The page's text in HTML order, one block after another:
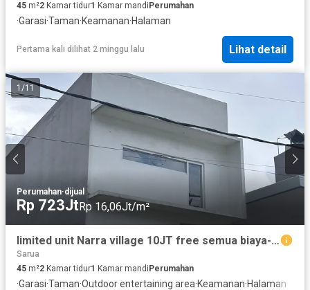
45 m²2 Kamar tidur1 Kamar mandi Perumahan
·Garasi·Taman·Keamanan·Halaman
Pertama kali dilihat 2 minggu lalu Lihat detail
1 /11
Perumahan·dijual
Rp 723JtRp 16,06Jt/m²
limited unit Narra village 10JT free semua biaya-biaya cicilan 4JTan
Sarua
45 m²2 Kamar tidur1 Kamar mandiPerumahan
·Garasi·Taman·Outdoor entertaining area·Keamanan·Halaman